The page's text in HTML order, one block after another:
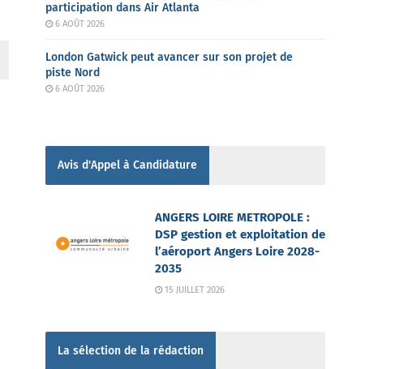
participation dans Air Atlanta
6 AOÛT 2026
London Gatwick peut avancer sur son projet de
piste Nord
6 AOÛT 2026
Avis d'Appel à Candidature
ANGERS LOIRE METROPOLE :
DSP gestion et exploitation de
l’aéroport Angers Loire 2028-
2035
15 JUILLET 2026
La sélection de la rédaction